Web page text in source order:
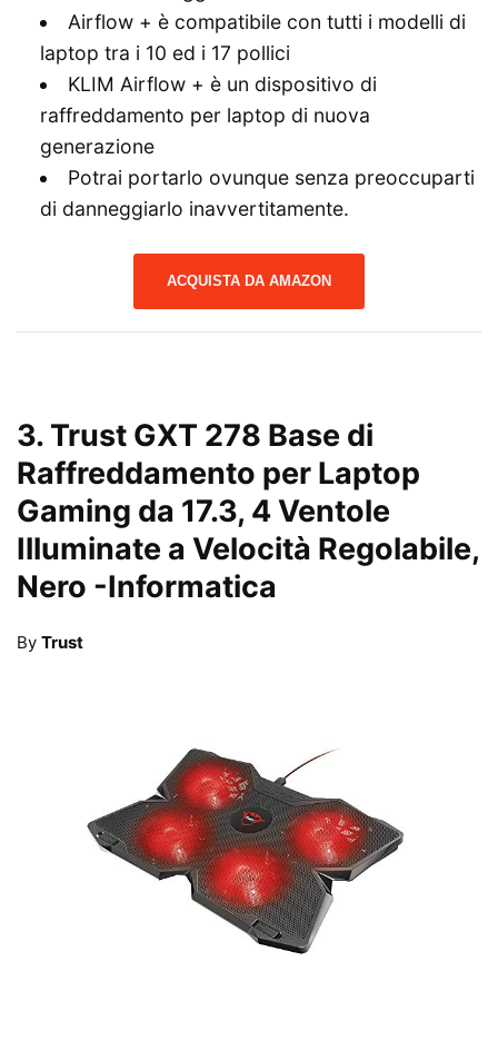
Airflow + è compatibile con tutti i modelli di
laptop tra i 10 ed i 17 pollici
KLIM Airflow + è un dispositivo di
raffreddamento per laptop di nuova
generazione
Potrai portarlo ovunque senza preoccuparti
di danneggiarlo inavvertitamente.
ACQUISTA DA AMAZON
3. Trust GXT 278 Base di
Raffreddamento per Laptop
Gaming da 17.3, 4 Ventole
Illuminate a Velocità Regolabile,
Nero -Informatica
By Trust